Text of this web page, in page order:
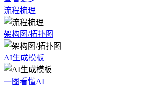
流程梳理
架构图/拓扑图
AI生成模板
一图看懂AI